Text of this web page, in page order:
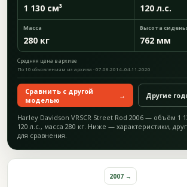
1 130 см³ 120 л.с.
Масса
280 кг
Высота
762 мм
Средняя цена в архиве
По 10 объявлениям из архива · 07.08.2014–04.11.2020
Сравнить с другой
моделью
→ Другие
Harley Davidson VRSCR Street Rod 2006 — объём 1
120 л.с., масса 280 кг. Ниже — характеристики,
для сравнения.
2007 →